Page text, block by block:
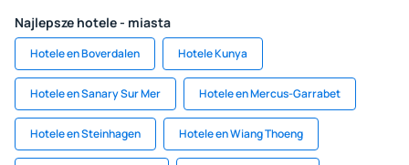
Najlepsze hotele - miasta
Hotele en Boverdalen Hotele Kunya
Hotele en Sanary Sur Mer Hotele en Mercus-Garrabet
Hotele en Steinhagen Hotele en Wiang Thoeng